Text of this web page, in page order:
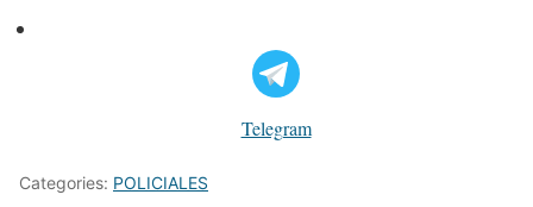
Telegram
Categories: POLICIALES